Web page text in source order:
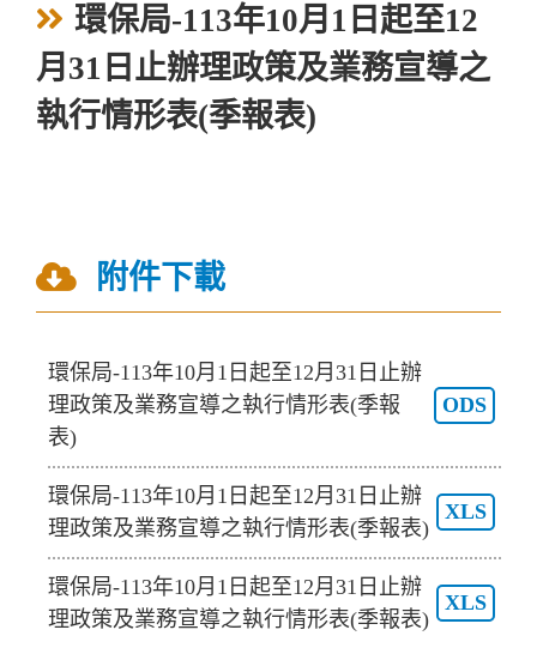
環保局-113年10月1日起至12
月31日止辦理政策及業務宣導之
執行情形表(季報表)
附件下載
環保局-113年10月1日起至12月31日止辦
理政策及業務宣導之執行情形表(季報
表)
ODS
環保局-113年10月1日起至12月31日止辦
理政策及業務宣導之執行情形表(季報表)
XLS
環保局-113年10月1日起至12月31日止辦
理政策及業務宣導之執行情形表(季報表)
XLS